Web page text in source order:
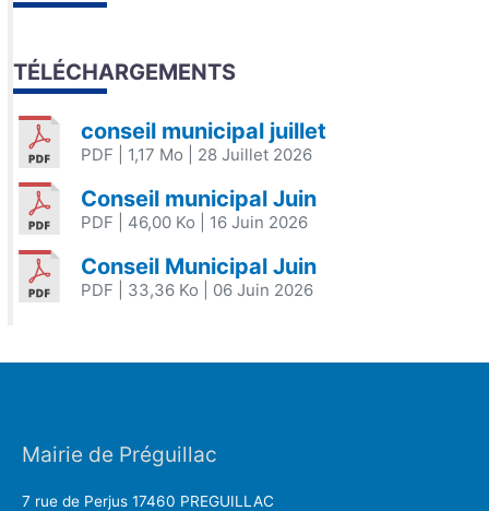
TÉLÉCHARGEMENTS
conseil municipal juillet
PDF | 1,17 Mo | 28 Juillet 2026
Conseil municipal Juin
PDF | 46,00 Ko | 16 Juin 2026
Conseil Municipal Juin
PDF | 33,36 Ko | 06 Juin 2026
Mairie de Préguillac
7 rue de Perjus 17460 PREGUILLAC